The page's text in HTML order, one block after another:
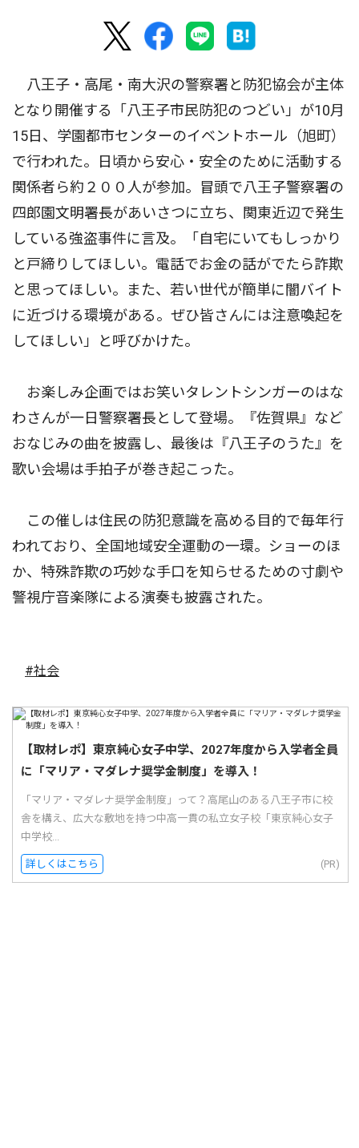
八王子・高尾・南大沢の警察署と防犯協会が主体
となり開催する「八王子市民防犯のつどい」が10月
15日、学園都市センターのイベントホール（旭町）
で行われた。日頃から安心・安全のために活動する
関係者ら約２００人が参加。冒頭で八王子警察署の
四郎園文明署長があいさつに立ち、関東近辺で発生
している強盗事件に言及。「自宅にいてもしっかり
と戸締りしてほしい。電話でお金の話がでたら詐欺
と思ってほしい。また、若い世代が簡単に闇バイト
に近づける環境がある。ぜひ皆さんには注意喚起を
してほしい」と呼びかけた。
お楽しみ企画ではお笑いタレントシンガーのはな
わさんが一日警察署長として登場。『佐賀県』など
おなじみの曲を披露し、最後は『八王子のうた』を
歌い会場は手拍子が巻き起こった。
この催しは住民の防犯意識を高める目的で毎年行
われており、全国地域安全運動の一環。ショーのほ
か、特殊詐欺の巧妙な手口を知らせるための寸劇や
警視庁音楽隊による演奏も披露された。
#社会
【取材レポ】東京純心女子中学、2027年度から入学者全員
に「マリア・マダレナ奨学金制度」を導入！
「マリア・マダレナ奨学金制度」って？高尾山のある八王子市に校
舎を構え、広大な敷地を持つ中高一貫の私立女子校「東京純心女子
中学校...
詳しくはこちら (PR)